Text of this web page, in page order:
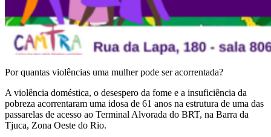
Por quantas violências uma mulher pode ser acorrentada?
A violência doméstica, o desespero da fome e a insuficiência da
pobreza acorrentaram uma idosa de 61 anos na estrutura de uma das
passarelas de acesso ao Terminal Alvorada do BRT, na Barra da
Tjuca, Zona Oeste do Rio.